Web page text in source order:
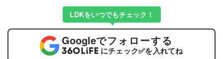
LDKをいつでもチェック！
Googleでフォローする
にチェック✅を入れてね